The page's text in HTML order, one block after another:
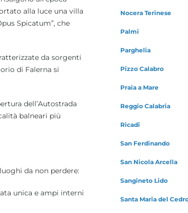
alla luce una villa
Spicatum”, che
da sorgenti
di Falerna si
dell’Autostrada
balneari più
da non perdere:
unica e ampi interni
Nocera Terinese
Palmi
Parghelia
Pizzo Calabro
Praia a Mare
Reggio Calabria
Ricadi
San Ferdinando
San Nicola Arcella
Sangineto Lido
Santa Maria del